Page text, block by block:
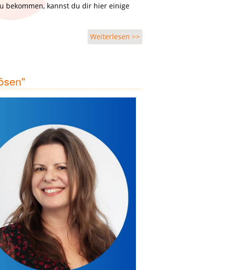
bekommen, kannst du dir hier einige
Weiterlesen >>
kostenloses Erstgespräch